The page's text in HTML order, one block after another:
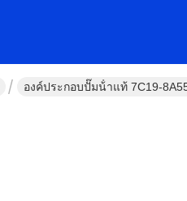
องค์ประกอบปั๊มน้ําแท้ 7C19-